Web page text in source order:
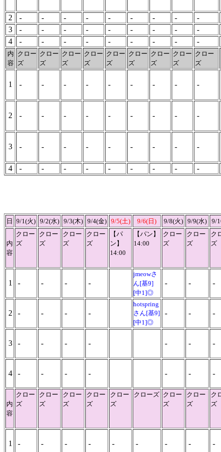
2 - - - - - - - - -
3
- - - - - - - - -
4
- - - - - - - - -
内
容
クロー
ズ
クロー
ズ
クロー
ズ
クロー
ズ
クロー
ズ
クロー
ズ
クロー
ズ
クロー
ズ
クロー
ズ
1 - - - - - - - - -
2 - - - - - - - - -
3 - - - - - - - - -
4 - - - - - - - - -
日 9/1(火) 9/2(水) 9/3(木) 9/4(金) 9/5(土) 9/6(日) 9/8(火) 9/9(水) 9/
内
容
クロー
ズ
クロー
ズ
クロー
ズ
クロー
ズ
【パ
ン】
14:00
【パン】
14:00
クロー
ズ
クロー
ズ
ク
ズ
1 - - - -
jmeowさ
ん[基9]
[中1]◎
- - -
2 - - - -
hotspring
さん[基9]
[中1]◎
- - -
3 - - - - - - -
4 - - - - - - -
内
容
クロー
ズ
クロー
ズ
クロー
ズ
クロー
ズ
クロー
ズ
クローズ クロー
ズ
クロー
ズ
ク
ズ
1 - - - - - - - - -